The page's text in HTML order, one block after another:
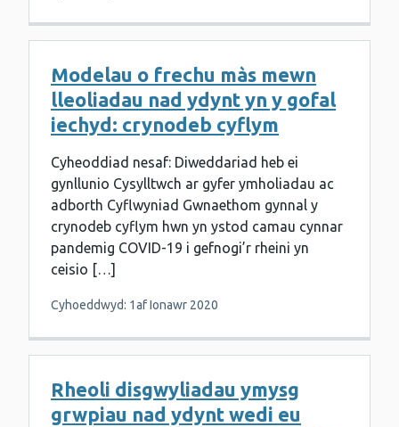
Modelau o frechu màs mewn
lleoliadau nad ydynt yn y gofal
iechyd: crynodeb cyflym
Cyheoddiad nesaf: Diweddariad heb ei
gynllunio Cysylltwch ar gyfer ymholiadau ac
adborth Cyflwyniad Gwnaethom gynnal y
crynodeb cyflym hwn yn ystod camau cynnar
pandemig COVID-19 i gefnogi’r rheini yn
ceisio […]
Cyhoeddwyd: 1af Ionawr 2020
Rheoli disgwyliadau ymysg
grwpiau nad ydynt wedi eu